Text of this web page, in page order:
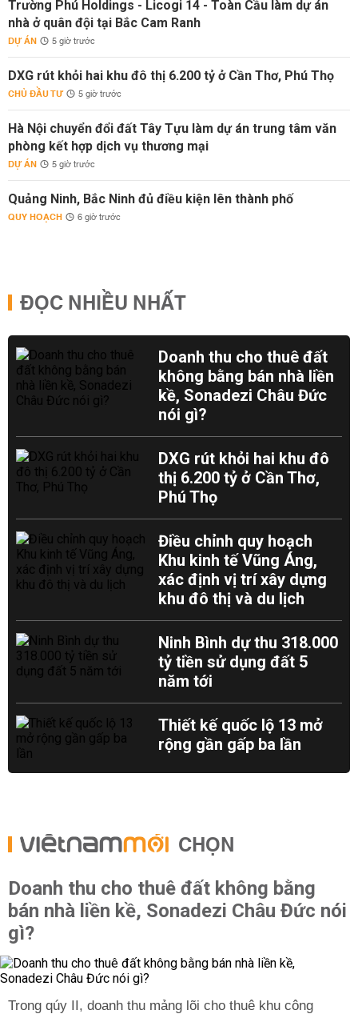
Trường Phú Holdings - Licogi 14 - Toàn Cầu làm dự án
nhà ở quân đội tại Bắc Cam Ranh
DỰ ÁN 5 giờ trước
DXG rút khỏi hai khu đô thị 6.200 tỷ ở Cần Thơ, Phú Thọ
CHỦ ĐẦU TƯ 5 giờ trước
Hà Nội chuyển đổi đất Tây Tựu làm dự án trung tâm văn
phòng kết hợp dịch vụ thương mại
DỰ ÁN 5 giờ trước
Quảng Ninh, Bắc Ninh đủ điều kiện lên thành phố
QUY HOẠCH 6 giờ trước
ĐỌC NHIỀU NHẤT
Doanh thu cho thuê đất
không bằng bán nhà liền
kề, Sonadezi Châu Đức
nói gì?
DXG rút khỏi hai khu đô
thị 6.200 tỷ ở Cần Thơ,
Phú Thọ
Điều chỉnh quy hoạch
Khu kinh tế Vũng Áng,
xác định vị trí xây dựng
khu đô thị và du lịch
Ninh Bình dự thu 318.000
tỷ tiền sử dụng đất 5
năm tới
Thiết kế quốc lộ 13 mở
rộng gần gấp ba lần
CHỌN
Doanh thu cho thuê đất không bằng
bán nhà liền kề, Sonadezi Châu Đức nói
gì?
Trong qúy II, doanh thu mảng lõi cho thuê khu công